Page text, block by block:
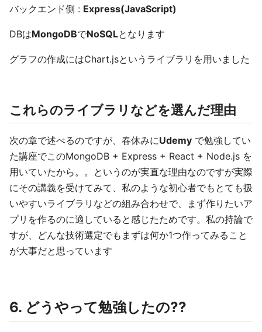
バックエンド側 : Express(JavaScript)
DBはMongoDBでNoSQLとなります
グラフの作成にはChart.jsというライブラリを用いました
これらのライブラリなどを選んだ理由
次の章で述べるのですが、春休みにUdemy で勉強してい
た講座でこのMongoDB + Express + React + Node.js を
用いていたから。。というのが実直な理由なのですが実際
にその講義を受けてみて、私のような初心者でもとても扱
いやすいライブラリなどの組み合わせで、まず作りたいア
プリを作るのに適していると感じたためです。私の持論で
すが、どんな技術選定でもまずは何か1つ作ってみること
が大事だと思っています
6. どうやって勉強したの??